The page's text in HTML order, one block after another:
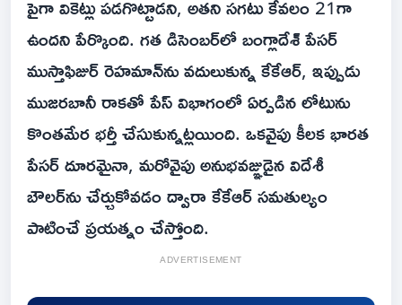
ఉందని పేర్కొంది. గత డిసెంబర్‌లో బంగ్లాదేశ్ పేసర్
ముస్తాఫిజుర్ రెహమాన్‌ను వదులుకున్న కేకేఆర్, ఇప్పుడు
ముజరబానీ రాకతో పేస్ విభాగంలో ఏర్పడిన లోటును
కొంతమేర భర్తీ చేసుకున్నట్లయింది. ఒకవైపు కీలక భారత
పేసర్ దూరమైనా, మరోవైపు అనుభవజ్ఞుడైన విదేశీ
బౌలర్‌ను చేర్చుకోవడం ద్వారా కేకేఆర్ సమతుల్యం
పాటించే ప్రయత్నం చేస్తోంది.
ADVERTISEMENT